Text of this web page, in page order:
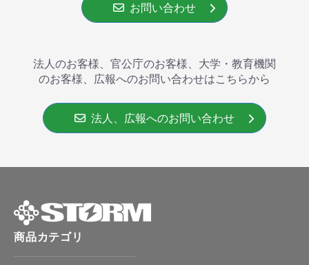
お問い合わせ
法人のお客様、官公庁のお客様、大学・教育機関
のお客様、広報へのお問い合わせはこちらから
法人、広報へのお問い合わせ
商品カテゴリ